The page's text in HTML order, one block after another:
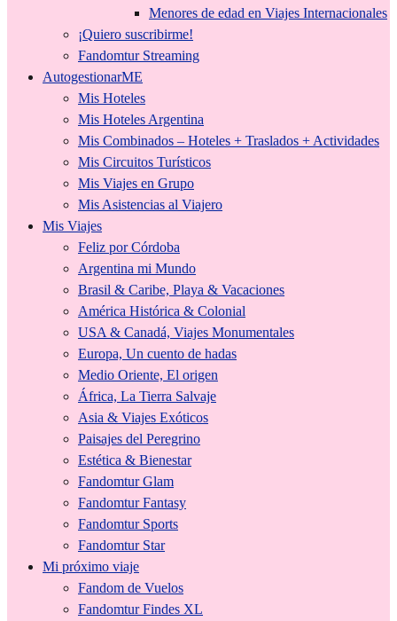
Menores de edad en Viajes Internacionales
¡Quiero suscribirme!
Fandomtur Streaming
AutogestionarME
Mis Hoteles
Mis Hoteles Argentina
Mis Combinados – Hoteles + Traslados + Actividades
Mis Circuitos Turísticos
Mis Viajes en Grupo
Mis Asistencias al Viajero
Mis Viajes
Feliz por Córdoba
Argentina mi Mundo
Brasil & Caribe, Playa & Vacaciones
América Histórica & Colonial
USA & Canadá, Viajes Monumentales
Europa, Un cuento de hadas
Medio Oriente, El origen
África, La Tierra Salvaje
Asia & Viajes Exóticos
Paisajes del Peregrino
Estética & Bienestar
Fandomtur Glam
Fandomtur Fantasy
Fandomtur Sports
Fandomtur Star
Mi próximo viaje
Fandom de Vuelos
Fandomtur Findes XL